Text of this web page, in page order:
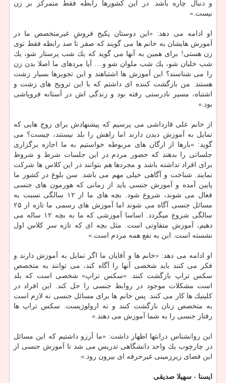
و دنبال چاره باشد. در این كشورها رابطه فقط متمركز بر زن
نیست.»
او ادامه می دهد: «این دوستان پكیج فروشِ غیرمتخصص ما در
آموزش هایشان به خانم ها می گویند كه صفر تا صد رابطه فقط توی
زن هستی! برای همین به آنها می گوید كه یك شب پرستار شو، یك
شب خلبان شو، یك شب ملوان شو و.... آیا مردهای ما اصلا بدن زن
را می شناسند؟ این آموزش ها اشتباهند و این تجویزها بسیار زشت
هستند. من بازگشت كننده ای داشتم كه با این ترویج های زشت و
اشتباه، مسیر نادرستی رفته بود و زندگی اش در آستانه فروپاشی
بود.»
از خانم علی قارداشی می پرسیم كه پیشنهادش برای زوج هایی كه
تمایل به آموزش دیدن دارند اما راهش را بلد نیستند، چیست؟ می
گوید: «بارها از ارگان های مربوطه خواستیم به ما اجازه برگزاری
جلساتی را بدهند كه حضور مردم در این جلسات شرط و شروط
برای افراد نداشته باشد و مجردها هم بتوانند در این كلاس ها شركت
نمایند. شناخت و آگاهی خیلی مهم می باشد. سن بلوغ در كشور ما
پایین آمده و آموزش جنسی باید از زمانی كه هورمون های جنسی
فعال می شوند، شروع شود. بچه های ما از ۱۲ سالگی نسبت به
مسائل جنسی آگاه می شوند اما آموزش های رسمی ما تازه از ۲۵
سالگی شروع میگردد. اساسا آموزشی كه ما به بچه ۱۲ ساله می
دهیم، آموزش متفاوتی است. مثل بچه ای كه تازه سر كلاس اول
نشسته است. این به نفع همه مردم است.»
او ادامه می دهد: «خانم ها و آقایان ما اگر تمایل به آموزش دارند و
فكر می كنند باید شخصی آنها را آگاه كند، می توانند به متخصص
سكس تراپ بازگشت كنند. «سكس تراپ» شخصی است كه بلد
است مشكلات موجود در روابط جنسی را حل كند. این افراد در
كلینیك ها كار می كنند. پس خانم ها برای مسائل جنسی نه لازم است
به متخصص زنان بازگشت كنند و نه ارولوژیست. سكس تراپ ها
رفتار جنسی را به شما آموزش می دهند.»
این روانشناس درانتها اظهار داشت: «ما آرزو داشتیم كه این مسائل
در چارچوب یك واحد دانشگاهی تدریس می شد تا آموزش جنسی از
این فضای زیرزمینی غیرحرفه ای بیرون رود.»
ایسنا - سهیلا صدیقی